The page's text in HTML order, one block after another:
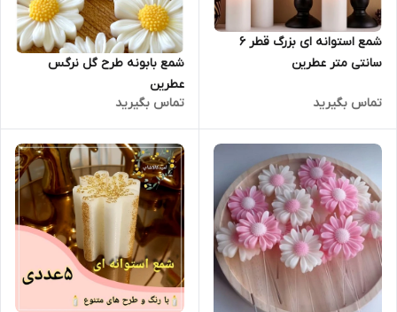
شمع استوانه ای بزرگ قطر ۶
سانتی متر عطرین
تماس بگیرید
شمع بابونه طرح گل نرگس
عطرین
تماس بگیرید